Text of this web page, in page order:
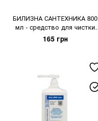
БИЛИЗНА САНТЕХНИКА 800
мл - средство для чистки
унитазов
165 грн